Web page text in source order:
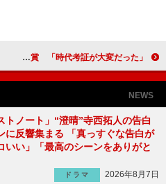
石井竜也、監督作で話題賞を受賞 「時代考証が大変だった」
NEWS
トノート」“澄晴”寺西拓人の告白
に反響集まる 「真っすぐな告白が
いい」「最高のシーンをありがと
ドラマ
2026年8月7日